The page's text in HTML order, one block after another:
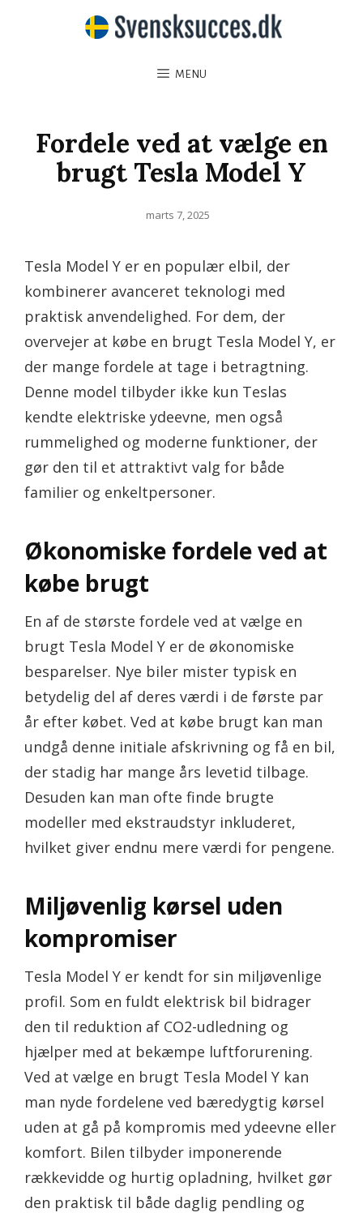
MENU
Fordele ved at vælge en
brugt Tesla Model Y
Posted
marts 7, 2025
Tesla Model Y er en populær elbil, der
kombinerer avanceret teknologi med
praktisk anvendelighed. For dem, der
overvejer at købe en brugt Tesla Model Y, er
der mange fordele at tage i betragtning.
Denne model tilbyder ikke kun Teslas
kendte elektriske ydeevne, men også
rummelighed og moderne funktioner, der
gør den til et attraktivt valg for både
familier og enkeltpersoner.
Økonomiske fordele ved at
købe brugt
En af de største fordele ved at vælge en
brugt Tesla Model Y er de økonomiske
besparelser. Nye biler mister typisk en
betydelig del af deres værdi i de første par
år efter købet. Ved at købe brugt kan man
undgå denne initiale afskrivning og få en bil,
der stadig har mange års levetid tilbage.
Desuden kan man ofte finde brugte
modeller med ekstraudstyr inkluderet,
hvilket giver endnu mere værdi for pengene.
Miljøvenlig kørsel uden
kompromiser
Tesla Model Y er kendt for sin miljøvenlige
profil. Som en fuldt elektrisk bil bidrager
den til reduktion af CO2-udledning og
hjælper med at bekæmpe luftforurening.
Ved at vælge en brugt Tesla Model Y kan
man nyde fordelene ved bæredygtig kørsel
uden at gå på kompromis med ydeevne eller
komfort. Bilen tilbyder imponerende
rækkevidde og hurtig opladning, hvilket gør
den praktisk til både daglig pendling og